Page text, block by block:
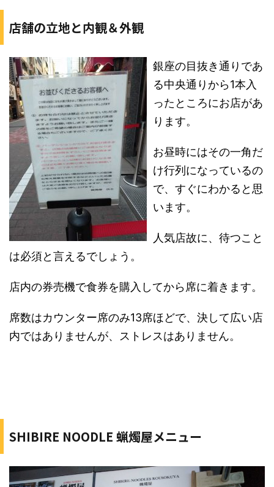
店舗の立地と内観＆外観
銀座の目抜き通りであ
る中央通りから1本入
ったところにお店があ
ります。
お昼時にはその一角だ
け行列になっているの
で、すぐにわかると思
います。
人気店故に、待つこと
は必須と言えるでしょう。
店内の券売機で食券を購入してから席に着きます。
席数はカウンター席のみ13席ほどで、決して広い店
内ではありませんが、ストレスはありません。
SHIBIRE NOODLE 蝋燭屋メニュー